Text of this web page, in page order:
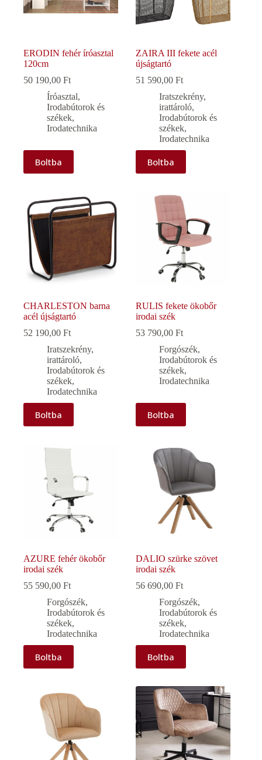
ERODIN fehér íróasztal
120cm
50 190,00 Ft
Íróasztal,
Irodabútorok és
székek,
Irodatechnika
Boltba
ZAIRA III fekete acél
újságtartó
51 590,00Ft
Iratszekrény,
irattároló,
Irodabútorok és
székek,
Irodatechnika
Boltba
CHARLESTON barna
acél újságtartó
52 190,00 Ft
Iratszekrény,
irattároló,
Irodabútorok és
székek,
Irodatechnika
Boltba
RULIS fekete ökobőr
irodai szék
53 790,00Ft
Forgószék,
Irodabútorok és
székek,
Irodatechnika
Boltba
AZURE fehér ökobőr
irodai szék
55 590,00 Ft
Forgószék,
Irodabútorok és
székek,
Irodatechnika
Boltba
DALIO szürke szövet
irodai szék
56 690,00Ft
Forgószék,
Irodabútorok és
székek,
Irodatechnika
Boltba